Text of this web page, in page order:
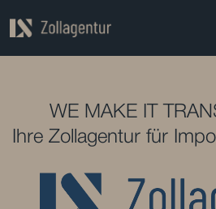
WE MAKE IT
Ihre Zollagentur für